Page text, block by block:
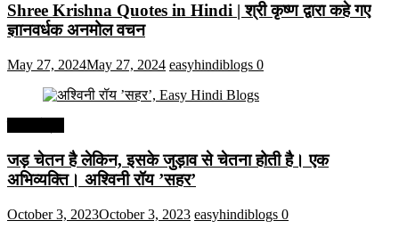
Shree Krishna Quotes in Hindi | श्री कृष्ण द्वारा कहे गए
ज्ञानवर्धक अनमोल वचन
May 27, 2024May 27, 2024 easyhindiblogs 0
जड़ चेतन है लेकिन, इसके जुड़ाव से चेतना होती है। एक
अभिव्यक्ति। अश्विनी रॉय ’सहर’
October 3, 2023October 3, 2023 easyhindiblogs 0